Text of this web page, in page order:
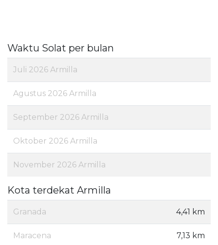
Waktu Solat per bulan
Juli 2026 Armilla
Agustus 2026 Armilla
September 2026 Armilla
Oktober 2026 Armilla
November 2026 Armilla
Kota terdekat Armilla
Granada 4,41 km
Maracena 7,13 km